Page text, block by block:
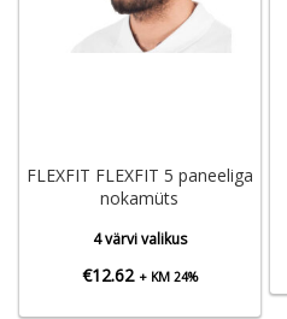
FLEXFIT FLEXFIT 5 paneeliga
nokamüts
4 värvi valikus
€12.62 + KM 24%